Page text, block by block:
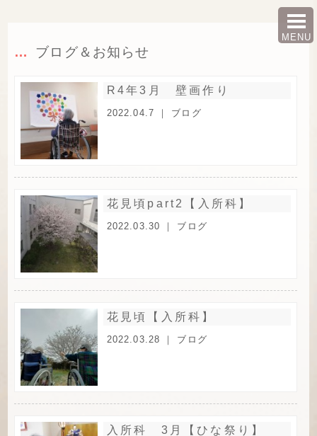
MENU
ブログ＆お知らせ
R4年3月 壁画作り
2022.04.7 ｜ ブログ
花見頃part2【入所科】
2022.03.30 ｜ ブログ
花見頃【入所科】
2022.03.28 ｜ ブログ
入所科 3月【ひな祭り】